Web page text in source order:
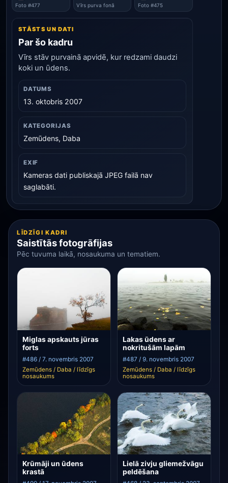
Foto #477 Vīrs purva fonā Foto #475
STĀSTS UN DATI
Par šo kadru
Vīrs stāv purvainā apvidē, kur redzami daudzi
koki un ūdens.
DATUMS
13. oktobris 2007
KATEGORIJAS
Zemūdens, Daba
EXIF
Kameras dati publiskajā JPEG failā nav
saglabāti.
LĪDZĪGI KADRI
Saistītās fotogrāfijas
Pēc tuvuma laikā, nosaukuma un tematiem.
Miglas apskauts jūras
forts
#486 / 7. novembris 2007
Zemūdens / Daba / līdzīgs
nosaukums
Lakas ūdens ar
nokritušām lapām
#487 / 9. novembris 2007
Zemūdens / Daba / līdzīgs
nosaukums
Krūmāji un ūdens
krastā
Lielā zivju gliemežvāgu
peldēšana